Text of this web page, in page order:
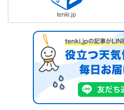
tenki.jp